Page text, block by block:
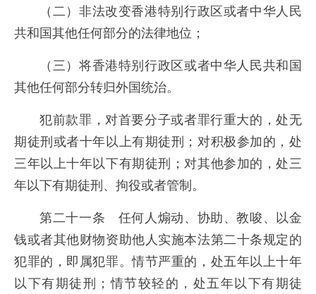
（二）非法改变香港特别行政区或者中华人民
共和国其他任何部分的法律地位；
（三）将香港特别行政区或者中华人民共和国
其他任何部分转归外国统治。
犯前款罪，对首要分子或者罪行重大的，处无
期徒刑或者十年以上有期徒刑；对积极参加的，处
三年以上十年以下有期徒刑；对其他参加的，处三
年以下有期徒刑、拘役或者管制。
第二十一条 任何人煽动、协助、教唆、以金
钱或者其他财物资助他人实施本法第二十条规定的
犯罪的，即属犯罪。情节严重的，处五年以上十年
以下有期徒刑；情节较轻的，处五年以下有期徒